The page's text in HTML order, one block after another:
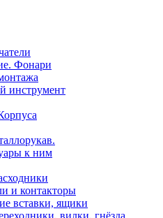
Фонари
инструмент
к ним
и контакторы
вставки, ящики
вилки, гнёзда